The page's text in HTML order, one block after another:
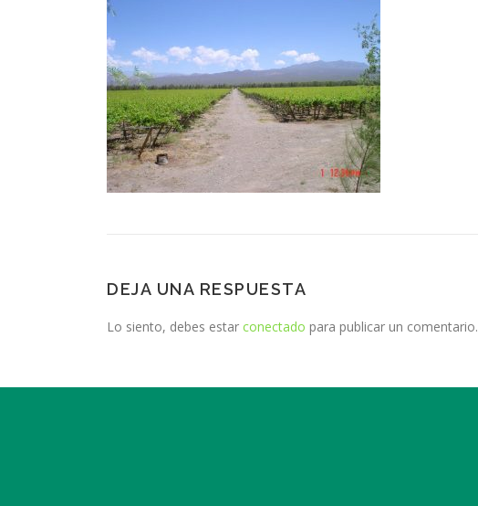
DEJA UNA RESPUESTA
Lo siento, debes estar conectado para publicar un comentario.